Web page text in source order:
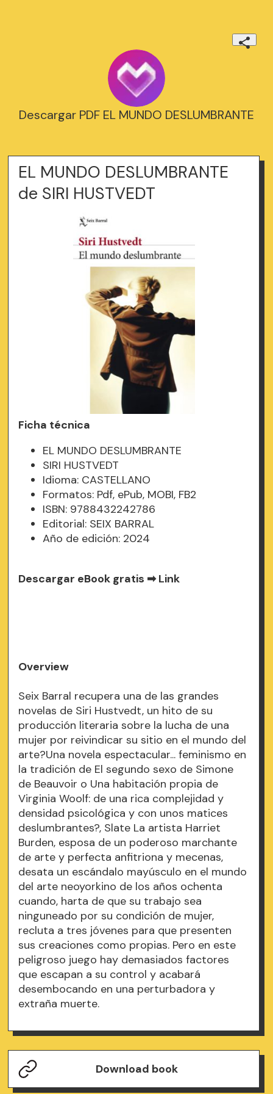
Descargar PDF EL MUNDO DESLUMBRANTE
EL MUNDO DESLUMBRANTE
de SIRI HUSTVEDT
Ficha técnica
EL MUNDO DESLUMBRANTE
SIRI HUSTVEDT
Idioma: CASTELLANO
Formatos: Pdf, ePub, MOBI, FB2
ISBN: 9788432242786
Editorial: SEIX BARRAL
Año de edición: 2024
Descargar eBook gratis ➡Link
Overview
Seix Barral recupera una de las grandes
novelas de Siri Hustvedt, un hito de su
producción literaria sobre la lucha de una
mujer por reivindicar su sitio en el mundo del
arte?Una novela espectacular... feminismo en
la tradición de El segundo sexo de Simone
de Beauvoir o Una habitación propia de
Virginia Woolf: de una rica complejidad y
densidad psicológica y con unos matices
deslumbrantes?, Slate La artista Harriet
Burden, esposa de un poderoso marchante
de arte y perfecta anfitriona y mecenas,
desata un escándalo mayúsculo en el mundo
del arte neoyorkino de los años ochenta
cuando, harta de que su trabajo sea
ninguneado por su condición de mujer,
recluta a tres jóvenes para que presenten
sus creaciones como propias. Pero en este
peligroso juego hay demasiados factores
que escapan a su control y acabará
desembocando en una perturbadora y
extraña muerte.
Download book